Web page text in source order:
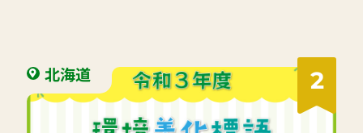
2
北海道